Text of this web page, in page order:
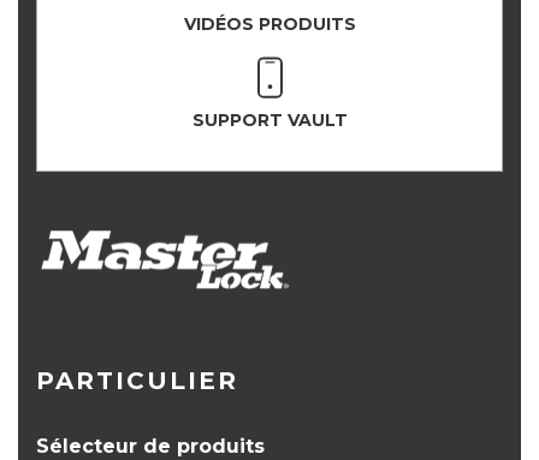
VIDÉOS PRODUITS
SUPPORT VAULT
PARTICULIER
Sélecteur de produits